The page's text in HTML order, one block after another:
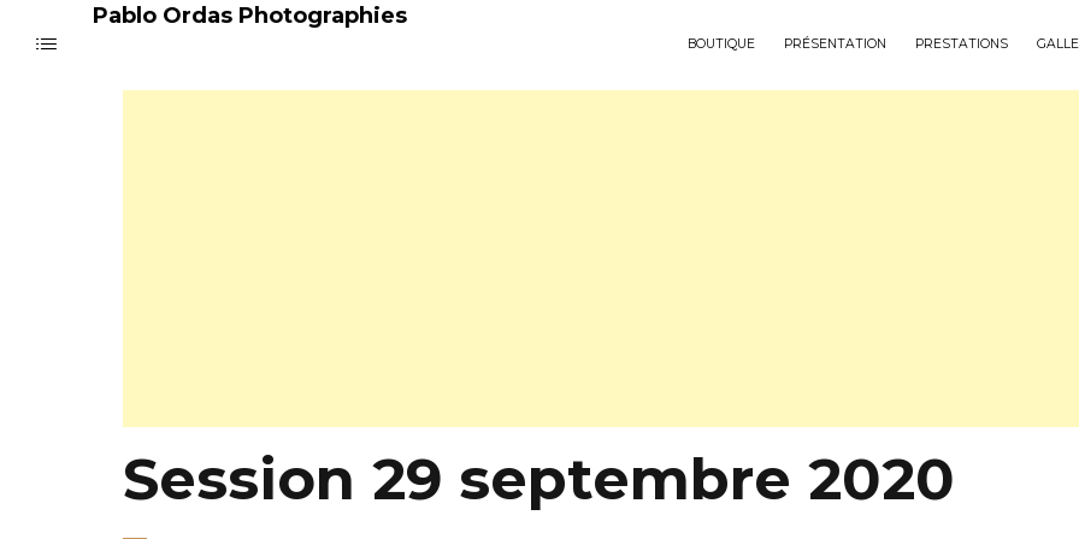
Pablo Ordas Photographies
BOUTIQUE PRÉSENTATION PRESTATIONS
Session 29 septembre 2020